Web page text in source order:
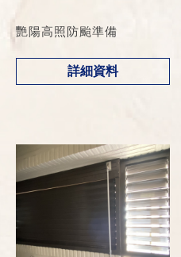
艷陽高照防颱準備
詳細資料